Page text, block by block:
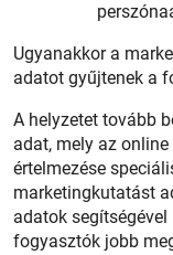
Ugyanakkor a
adatot gyűjtenek a
A helyzetet tovább
adat, mely az
értelmezése
marketingkutatást
adatok
fogyasztók jobb